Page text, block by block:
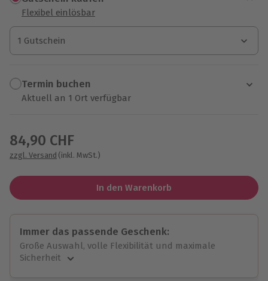
Flexibel einlösbar
1 Gutschein
1 Gutschein
1 Gutschein
Termin buchen
Aktuell an 1 Ort verfügbar
84,90 CHF
zzgl. Versand (inkl. MwSt.)
In den Warenkorb
Immer das passende Geschenk:
Große Auswahl, volle Flexibilität und maximale
Sicherheit